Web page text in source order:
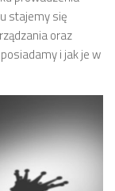
stajemy się
oraz
i jak je w